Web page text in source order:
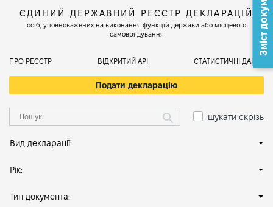
ЄДИНИЙ ДЕРЖАВНИЙ РЕЄСТР ДЕКЛАРАЦІЙ
осіб, уповноважених на виконання функцій держави або місцевого
самоврядування
ПРО РЕЄСТР ВІДКРИТИЙ АРІ СТАТИСТИЧНІ ДАНІ
Подати декларацію
шукати скрізь
Вид декларації:
Рік:
Тип документа:
Зміст документа